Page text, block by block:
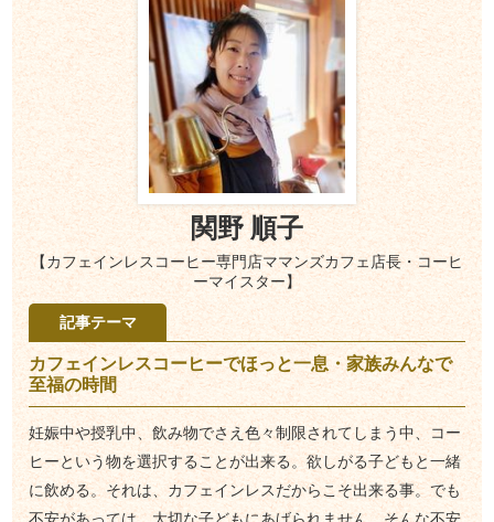
関野 順子
【カフェインレスコーヒー専門店ママンズカフェ店長・コーヒ
ーマイスター】
記事テーマ
カフェインレスコーヒーでほっと一息・家族みんなで
至福の時間
妊娠中や授乳中、飲み物でさえ色々制限されてしまう中、コー
ヒーという物を選択することが出来る。欲しがる子どもと一緒
に飲める。それは、カフェインレスだからこそ出来る事。でも